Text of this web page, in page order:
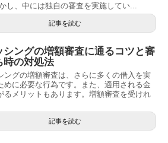
し、中には独自の審査を実施してい...
記事を読む
シングの増額審査に通るコツと審
時の対処法
ングの増額審査は、さらに多くの借入を実
めに必要な行為です。また、適用される金
るメリットもあります。増額審査を受けれ
記事を読む